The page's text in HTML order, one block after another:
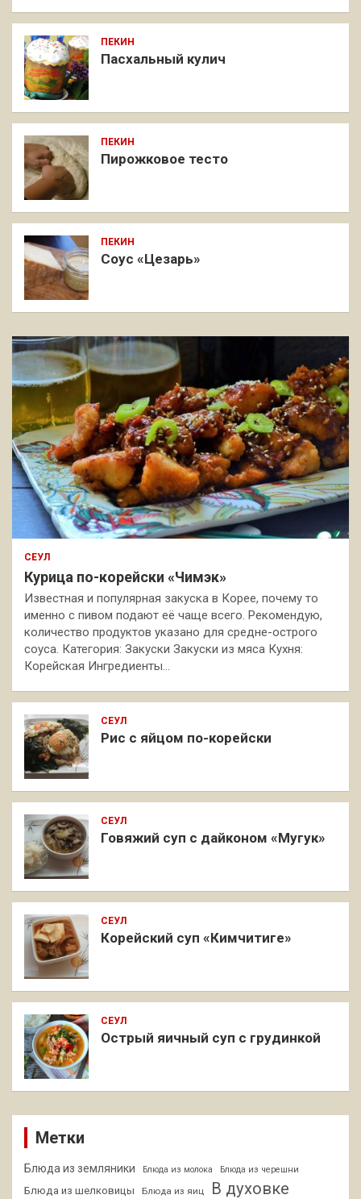
ПЕКИН
Пасхальный кулич
ПЕКИН
Пирожковое тесто
ПЕКИН
Соус «Цезарь»
СЕУЛ
Курица по-корейски «Чимэк»
Известная и популярная закуска в Корее, почему то
именно с пивом подают её чаще всего. Рекомендую,
количество продуктов указано для средне-острого
соуса. Категория: Закуски Закуски из мяса Кухня:
Корейская Ингредиенты…
СЕУЛ
Рис с яйцом по-корейски
СЕУЛ
Говяжий суп с дайконом «Мугук»
СЕУЛ
Корейский суп «Кимчитиге»
СЕУЛ
Острый яичный суп с грудинкой
Метки
Блюда из земляники Блюда из молока Блюда из черешни
Блюда из шелковицы Блюда из яиц В духовке